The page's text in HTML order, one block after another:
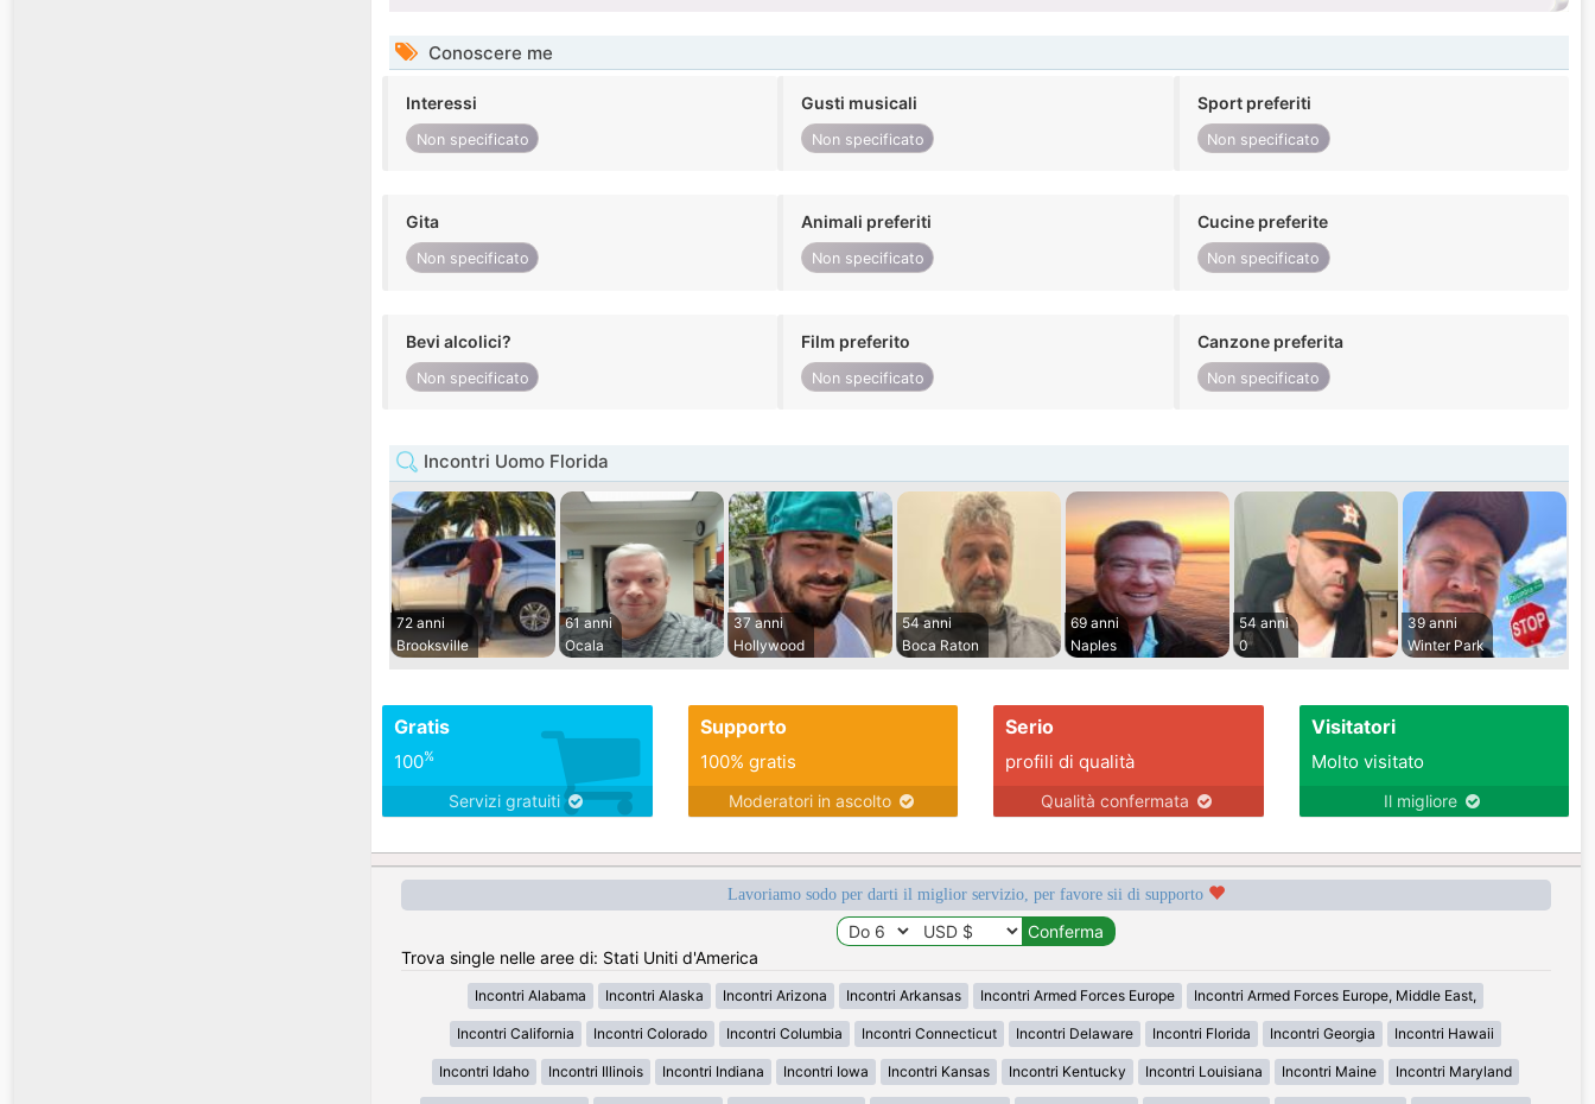
Conoscere me
Interessi
Non specificato
Gusti musicali
Non specificato
Sport preferiti
Non specificato
Gita
Non specificato
Animali preferiti
Non specificato
Cucine preferite
Non specificato
Bevi alcolici?
Non specificato
Film preferito
Non specificato
Canzone preferita
Non specificato
Incontri Uomo Florida
72 anni
Brooksville
61 anni
Ocala
37 anni
Hollywood
54 anni
Boca Raton
69 anni
Naples
54 anni
0
39 anni
Winter Park
Gratis
100%
Servizi gratuiti
Supporto
100% gratis
Moderatori in ascolto
Serio
profili di qualità
Qualità confermata
Visitatori
Molto visitato
Il migliore
Lavoriamo sodo per darti il miglior servizio, per favore sii di supporto
Trova single nelle aree di: Stati Uniti d'America
Incontri Alabama Incontri Alaska Incontri Arizona Incontri Arkansas Incontri Armed Forces Europe Incontri Armed Forces Europe, Middle East,
Incontri California Incontri Colorado Incontri Columbia Incontri Connecticut Incontri Delaware Incontri Florida Incontri Georgia Incontri Hawaii
Incontri Idaho Incontri Illinois Incontri Indiana Incontri Iowa Incontri Kansas Incontri Kentucky Incontri Louisiana Incontri Maine Incontri Maryland